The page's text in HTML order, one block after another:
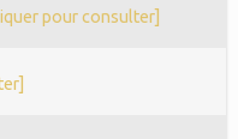
pour consulter]